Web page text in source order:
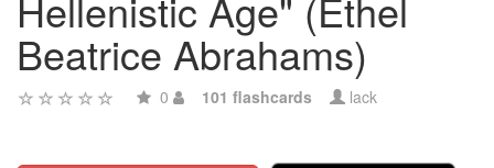
Beatrice Abrahams)
0 101 flashcards lack